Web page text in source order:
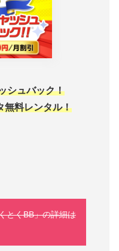
シュバック！
無料レンタル！
とくBB」の詳細は